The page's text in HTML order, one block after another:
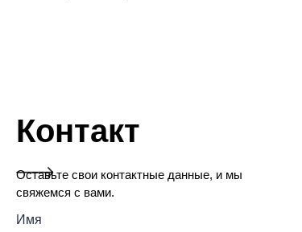
Контакт
Оставьте свои контактные данные, и мы
свяжемся с вами.
Имя